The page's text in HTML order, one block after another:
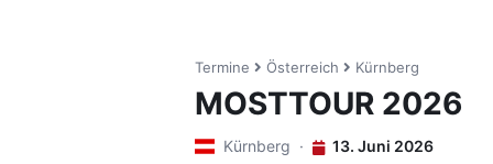
Termine Österreich Kürnberg
MOSTTOUR 2026
Kürnberg · 13. Juni 2026